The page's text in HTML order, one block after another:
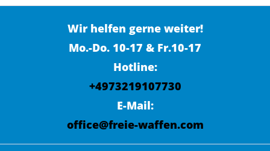
Wir helfen gerne weiter!
Mo.-Do. 10-17 & Fr.10-17
Hotline:
+4973219107730
E-Mail:
office@freie-waffen.com